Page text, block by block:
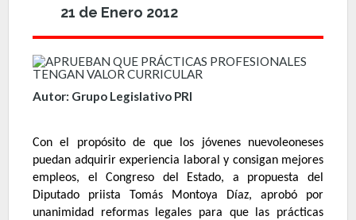
21 de Enero 2012
Autor: Grupo Legislativo PRI
Con el propósito de que los jóvenes nuevoleoneses
puedan adquirir experiencia laboral y consigan mejores
empleos, el Congreso del Estado, a propuesta del
Diputado priista Tomás Montoya Díaz, aprobó por
unanimidad reformas legales para que las prácticas